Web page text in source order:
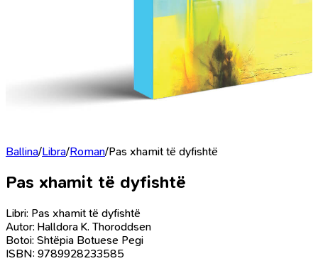
Ballina/Libra/Roman/Pas xhamit të dyfishtë
Pas xhamit të dyfishtë
Libri: Pas xhamit të dyfishtë
Autor: Halldora K. Thoroddsen
Botoi: Shtëpia Botuese Pegi
ISBN: 9789928233585